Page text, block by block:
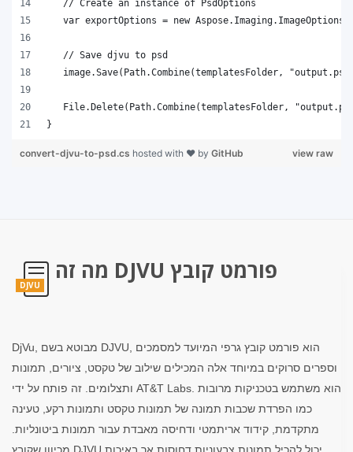
}
view raw
convert-djvu-to-psd.cs hosted with ❤ by GitHub
DJVU
מה זה DJVU פורמט קובץ
DjVu, מבוטא בשם DJVU, הוא פורמט קובץ גרפי המיועד למסמכים
וספרים סרוקים במיוחד אלה המכילים שילוב של טקסט, ציורים, תמונות
ותצלומים. זה פותח על ידי AT&T Labs. הוא משתמש בטכניקות מרובות
כמו הפרדת שכבות תמונה של תמונות טקסט ותמונות רקע, טעינה
מתקדמת, קידוד אריתמטי ודחיסה מאבדת עבור תמונות ביטונליות.
מכיוון שקובץ DJVU יכול להכיל תמונות צבעוניות דחוסות אך באיכות